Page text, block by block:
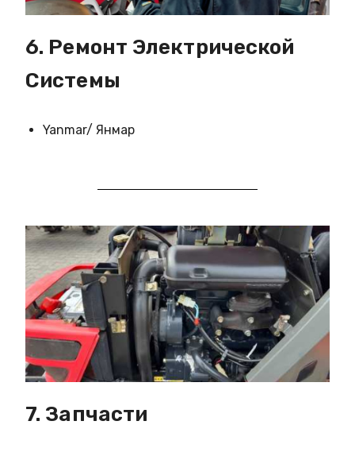
6. Ремонт Электрической
Системы
Yanmar/ Янмар
7. Запчасти